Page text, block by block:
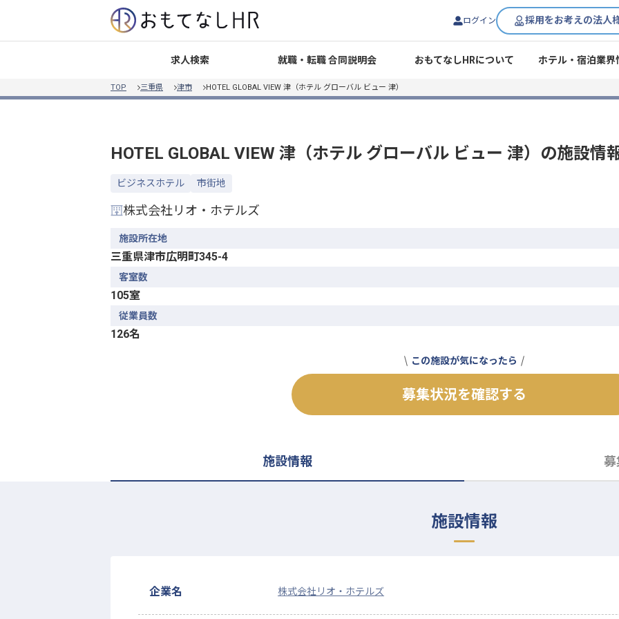
ログイン 採用をお考えの法人
求人検索 就職・転職 合同説明会 おもてなしHRについて ホテル・宿泊業界
TOP 三重県 津市 HOTEL GLOBAL VIEW 津（ホテル グローバル ビュー 津）
HOTEL GLOBAL VIEW 津（ホテル グローバル ビュー 津） の施設情
ビジネスホテル 市街地
株式会社リオ・ホテルズ
施設所在地
三重県津市広明町345-4
客室数
105室
従業員数
126名
この施設が気になったら
募集状況を確認する
施設情報 募
施設情報
企業名 株式会社リオ・ホテルズ